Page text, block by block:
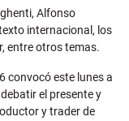
Alfonso
internacional, los
entre otros temas.
convocó este lunes a
el presente y
y trader de